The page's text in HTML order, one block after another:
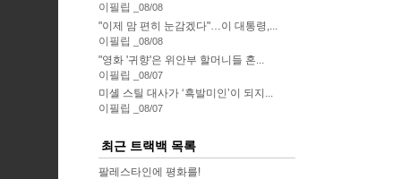
이필립
08/08
"이제 맘 편히 눈감겠다"…이 대통령,...
이필립
08/08
"영화 '귀향'은 위안부 할머니들 혼...
이필립
08/07
미셸 스틸 대사가 ‘흑발미인’이 되지...
이필립
08/07
최근 트랙백 목록
팔레스타인에 평화를!